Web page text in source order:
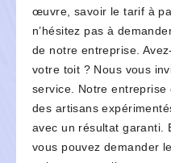
œuvre, savoir le tarif à
n’hésitez pas à
de notre entreprise.
votre toit ? Nous vous
service. Notre
des artisans
avec un résultat garanti.
vous pouvez demander